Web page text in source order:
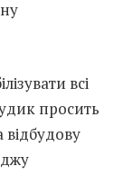
всі
просить